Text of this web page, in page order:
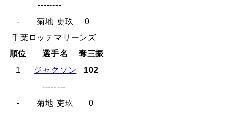
--------
-
菊地 吏玖
0
千葉ロッテマリーンズ
順位
選手名
奪三振
1
ジャクソン
102
--------
-
菊地 吏玖
0